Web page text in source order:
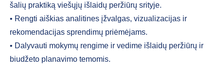
šalių praktiką viešųjų išlaidų peržiūrų srityje.
• Rengti aiškias analitines įžvalgas, vizualizacijas ir
rekomendacijas sprendimų priėmėjams.
• Dalyvauti mokymų rengime ir vedime išlaidų peržiūrų ir
biudžeto planavimo temomis.